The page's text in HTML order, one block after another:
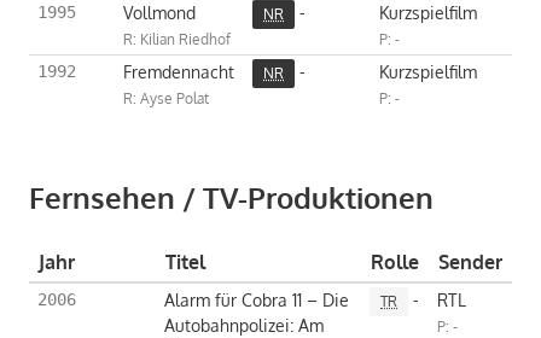
1995 Vollmond
R: Kilian Riedhof
NR - Kurzspielfilm
P: -
1992 Fremdennacht
R: Ayse Polat
NR - Kurzspielfilm
P: -
Fernsehen / TV-Produktionen
Jahr Titel Rolle Sender
2006
Alarm für Cobra 11 – Die
Autobahnpolizei: Am
TR - RTL
P: -